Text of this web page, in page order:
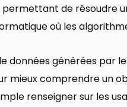
permettant de résoudre
où les
données générées par
mieux comprendre un
renseigner sur les